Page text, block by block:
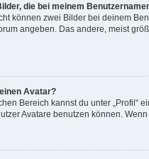
die bei meinem
können zwei Bilder bei deinem
angeben. Das andere, meist
Avatar?
Bereich kannst du unter „Profil“
Avatare benutzen können.